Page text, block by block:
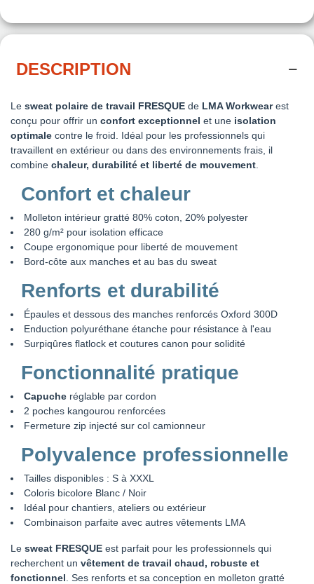
DESCRIPTION
Le sweat polaire de travail FRESQUE de LMA Workwearest
conçu pour offrir un confort exceptionnel et une isolation
optimale contre le froid. Idéal pour les professionnels qui
travaillent en extérieur ou dans des environnements frais, il
combine chaleur, durabilité et liberté de mouvement
Confort et chaleur
Molleton intérieur gratté 80% coton, 20% polyester
280 g/m² pour isolation efficace
Coupe ergonomique pour liberté de mouvement
Bord-côte aux manches et au bas du sweat
Renforts et durabilité
Épaules et dessous des manches renforcés Oxford 300D
Enduction polyuréthane étanche pour résistance à l'eau
Surpiqûres flatlock et coutures canon pour solidité
Fonctionnalité pratique
Capuche réglable par cordon
2 poches kangourou renforcées
Fermeture zip injecté sur col camionneur
Polyvalence professionnelle
Tailles disponibles : S à XXXL
Coloris bicolore Blanc / Noir
Idéal pour chantiers, ateliers ou extérieur
Combinaison parfaite avec autres vêtements LMA
Le sweat FRESQUE est parfait pour les professionnels qui
recherchent un vêtement de travail chaud, robuste et
fonctionnel . Ses renforts et sa conception en molleton gratté